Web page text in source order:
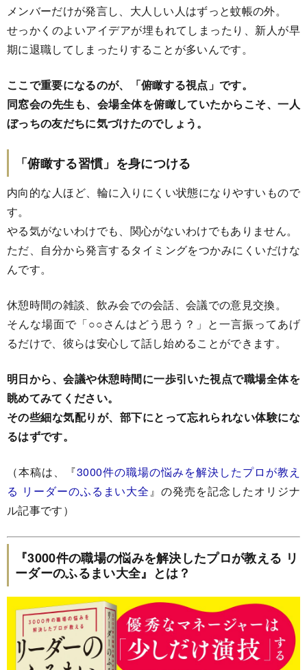
メンバーだけが発言し、大人しい人はずっと蚊帳の外。
せっかくのよいアイデアが埋もれてしまったり、新人が早
期に退職してしまったりすることが多いんです。
ここで重要になるのが、「俯瞰する視点」です。
同窓会の先生も、会場全体を俯瞰していたからこそ、一人
ぼっちの友だちに気づけたのでしょう。
「俯瞰する習慣」を身につける
内向的な人ほど、輪に入りにくい状態になりやすいもので
す。
やる気がないわけでも、関心がないわけでもありません。
ただ、自分から発言するタイミングをつかみにくいだけな
んです。
休憩時間の雑談、飲み会での会話、会議での意見交換。
そんな場面で「○○さんはどう思う？」と一言振ってあげ
るだけで、彼らは安心して話し始めることができます。
明日から、会議や休憩時間に一歩引いた視点で職場全体を
眺めてみてください。
その些細な気配りが、部下にとって忘れられない体験にな
るはずです。
（本稿は、『3000件の職場の悩みを解決したプロが教え
る リーダーのふるまい大全』の発売を記念したオリジナ
ル記事です）
『3000件の職場の悩みを解決したプロが教える リ
ーダーのふるまい大全』とは？